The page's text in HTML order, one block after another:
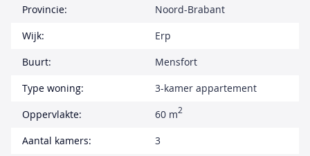
Provincie:
Noord-Brabant
Wijk:
Erp
Buurt:
Mensfort
Type woning:
3-kamer appartement
Oppervlakte:
60 m2
Aantal kamers:
3